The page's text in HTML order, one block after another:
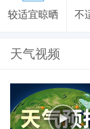
较适宜晾晒 不
天气视频